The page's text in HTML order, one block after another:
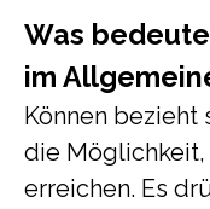
Was
im
Können bezieht
die
erreichen. Es